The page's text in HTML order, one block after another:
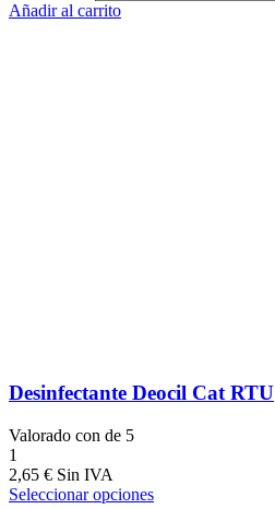
Añadir al carrito
Desinfectante Deocil Cat RTU
Valorado con de 5
1
2,65 €
Seleccionar opciones